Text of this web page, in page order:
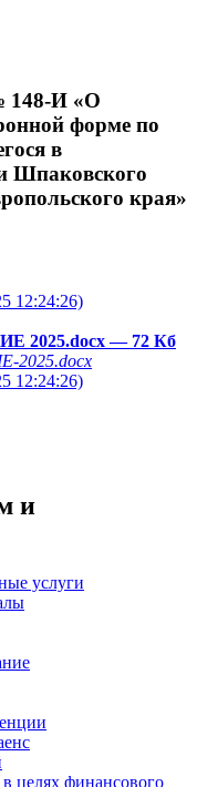
148-И «О
форме по
в
Шпаковского
края»
12:24:26)
2025.docx— 72 Кб
2025.docx
12:24:26)
и
услуги
целях финансового